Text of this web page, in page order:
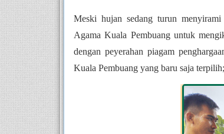
Meski hujan sedang turun
Agama Kuala Pembuang untuk
dengan peyerahan piagam
Kuala Pembuang yang baru saja terpilih;